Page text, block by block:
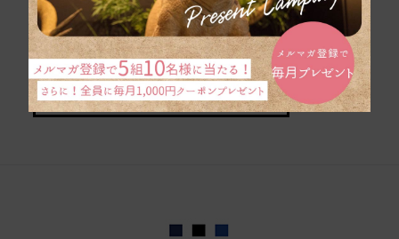
団体旅行のお問い合
わせ